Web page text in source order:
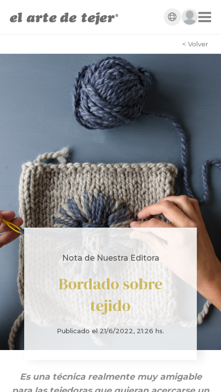
< Volver
Nota de Nuestra Editora
Bordado sobre
tejido
Publicado el21/6/2022, 21:26 hs.
Es una técnica realmente muy amigable